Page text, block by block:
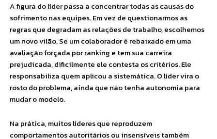
A figura do líder passa a concentrar todas as causas do
sofrimento nas equipes. Em vez de questionarmos as
regras que degradam as relações de trabalho, escolhemos
um novo vilão. Se um colaborador é rebaixado em uma
avaliação forçada por ranking e tem sua carreira
prejudicada, dificilmente ele contesta os critérios. Ele
responsabiliza quem aplicou a sistemática. O líder vira o
rosto do problema, ainda que não tenha autonomia para
mudar o modelo.
Na prática, muitos líderes que reproduzem
comportamentos autoritários ou insensíveis também